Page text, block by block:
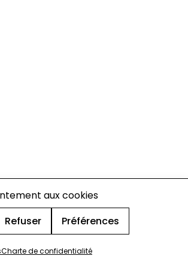
aux cookies
Refuser Préférences
Charte de confidentialité